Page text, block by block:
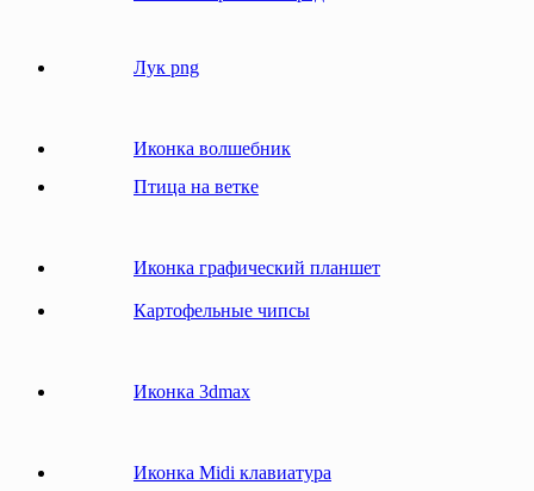
Лук png
Иконка волшебник
Птица на ветке
Иконка графический планшет
Картофельные чипсы
Иконка 3dmax
Иконка Midi клавиатура